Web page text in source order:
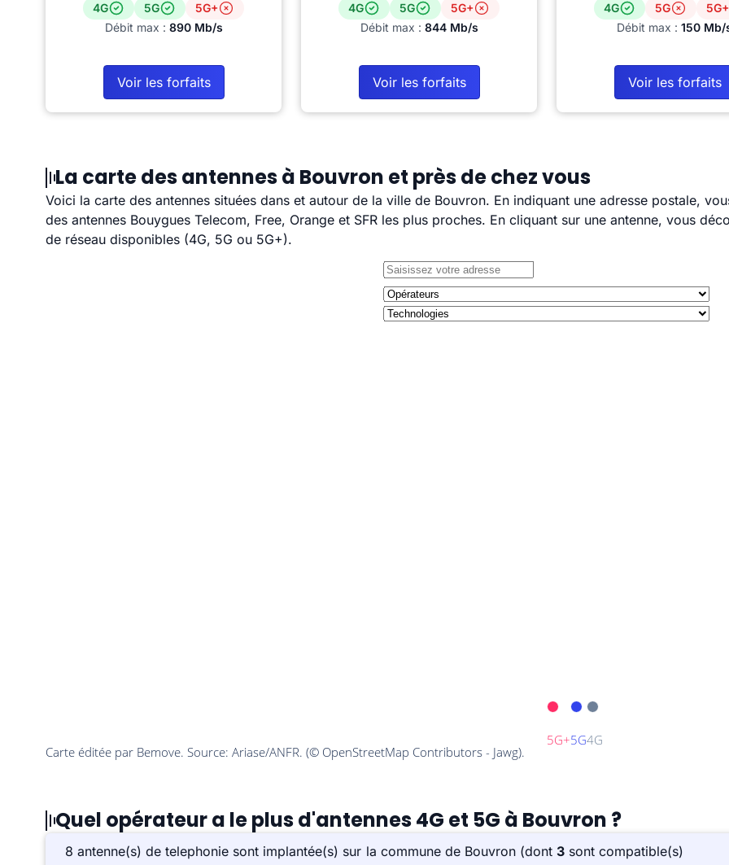
4G 5G
5G+
Débit max : 890 Mb/s
Voir les forfaits
4G 5G
5G+
Débit max : 844 Mb/s
Voir les forfaits
4G 5G
5G+
Débit max : 150 Mb/
Voir les forfaits
La carte des antennes à Bouvron et près de chez vous
Voici la carte des antennes situées dans et autour de la ville de Bouvron. En indiquant une adresse postale,
des antennes Bouygues Telecom, Free, Orange et SFR les plus proches. En cliquant sur une antenne, vous
de réseau disponibles (4G, 5G ou 5G+).
Quel opérateur a le plus d'antennes 4G et 5G à Bouvron ?
8 antenne(s) de telephonie sont implantée(s) sur la commune de Bouvron (dont 3sont compatible(s)